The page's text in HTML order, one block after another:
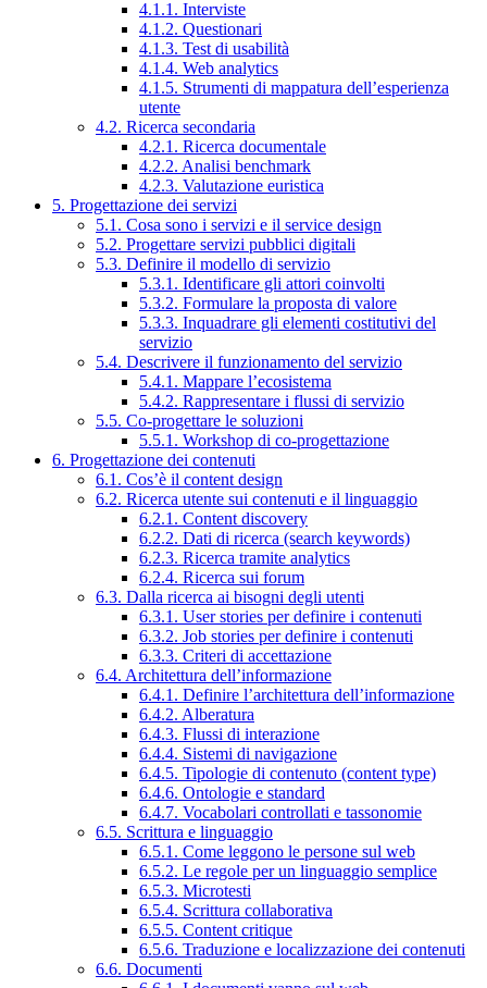
4.1.1. Interviste
4.1.2. Questionari
4.1.3. Test di usabilità
4.1.4. Web analytics
4.1.5. Strumenti di mappatura dell’esperienza
utente
4.2. Ricerca secondaria
4.2.1. Ricerca documentale
4.2.2. Analisi benchmark
4.2.3. Valutazione euristica
5. Progettazione dei servizi
5.1. Cosa sono i servizi e il service design
5.2. Progettare servizi pubblici digitali
5.3. Definire il modello di servizio
5.3.1. Identificare gli attori coinvolti
5.3.2. Formulare la proposta di valore
5.3.3. Inquadrare gli elementi costitutivi del
servizio
5.4. Descrivere il funzionamento del servizio
5.4.1. Mappare l’ecosistema
5.4.2. Rappresentare i flussi di servizio
5.5. Co-progettare le soluzioni
5.5.1. Workshop di co-progettazione
6. Progettazione dei contenuti
6.1. Cos’è il content design
6.2. Ricerca utente sui contenuti e il linguaggio
6.2.1. Content discovery
6.2.2. Dati di ricerca (search keywords)
6.2.3. Ricerca tramite analytics
6.2.4. Ricerca sui forum
6.3. Dalla ricerca ai bisogni degli utenti
6.3.1. User stories per definire i contenuti
6.3.2. Job stories per definire i contenuti
6.3.3. Criteri di accettazione
6.4. Architettura dell’informazione
6.4.1. Definire l’architettura dell’informazione
6.4.2. Alberatura
6.4.3. Flussi di interazione
6.4.4. Sistemi di navigazione
6.4.5. Tipologie di contenuto (content type)
6.4.6. Ontologie e standard
6.4.7. Vocabolari controllati e tassonomie
6.5. Scrittura e linguaggio
6.5.1. Come leggono le persone sul web
6.5.2. Le regole per un linguaggio semplice
6.5.3. Microtesti
6.5.4. Scrittura collaborativa
6.5.5. Content critique
6.5.6. Traduzione e localizzazione dei contenuti
6.6. Documenti